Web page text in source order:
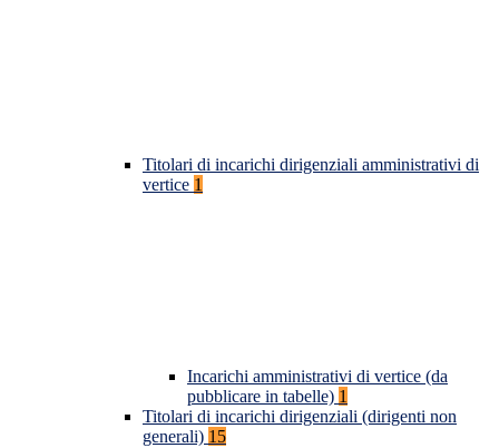
Titolari di incarichi dirigenziali amministrativi di
vertice 1
Incarichi amministrativi di vertice (da
pubblicare in tabelle) 1
Titolari di incarichi dirigenziali (dirigenti non
generali) 15